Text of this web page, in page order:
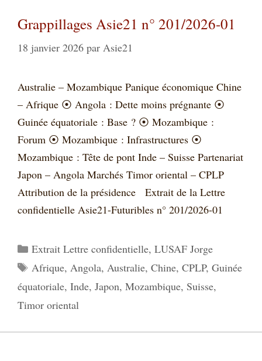
Grappillages Asie21 n° 201/2026-01
18 janvier 2026 par Asie21
Australie – Mozambique Panique économique Chine
– Afrique ⦿ Angola : Dette moins prégnante ⦿
Guinée équatoriale : Base ? ⦿ Mozambique :
Forum ⦿ Mozambique : Infrastructures ⦿
Mozambique : Tête de pont Inde – Suisse Partenariat
Japon – Angola Marchés Timor oriental – CPLP
Attribution de la présidence Extrait de la Lettre
confidentielle Asie21-Futuribles n° 201/2026-01
Catégories
Extrait Lettre confidentielle, LUSAF Jorge
Étiquettes
Afrique, Angola, Australie, Chine, CPLP, Guinée
équatoriale, Inde, Japon, Mozambique, Suisse,
Timor oriental